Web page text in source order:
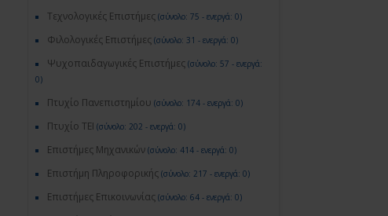
Τεχνολογικές Επιστήμες (σύνολο: 75 - ενεργά: 0)
Φιλολογικές Επιστήμες (σύνολο: 31 - ενεργά: 0)
Ψυχοπαιδαγωγικές Επιστήμες (σύνολο: 57 - ενεργά:
0)
Πτυχίο Πανεπιστημίου (σύνολο: 174 - ενεργά: 0)
Πτυχίο ΤΕΙ (σύνολο: 202 - ενεργά: 0)
Επιστήμες Μηχανικών (σύνολο: 414 - ενεργά: 0)
Επιστήμη Πληροφορικής (σύνολο: 217 - ενεργά: 0)
Επιστήμες Επικοινωνίας (σύνολο: 64 - ενεργά: 0)